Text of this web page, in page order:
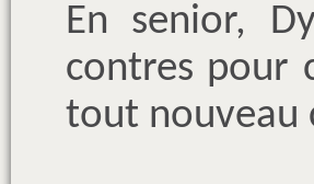
En senior,
contres pour
tout nouveau